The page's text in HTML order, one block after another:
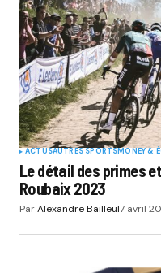
ACTUSAUTRES SPORTSMONEY &
Le détail des primes
Roubaix 2023
ParAlexandre Bailleul7 avril